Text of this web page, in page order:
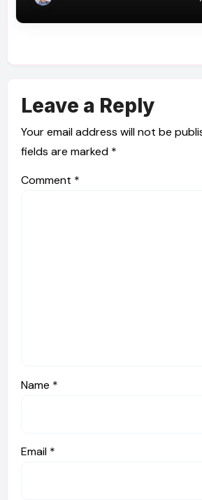
Leave a Reply
Your email address will not be
fields are marked *
Comment *
Name *
Email *